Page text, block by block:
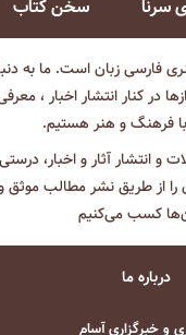
سرنا سخن کتاب
فارسی زبان است. ما به
کنار انتشار اخبار ،
فرهنگ و هنر هستیم.
و انتشار آثار و اخبار،
را از طریق نشر مطالب موثق
کسب می‌کنیم
درباره ما
و خبرگزاری آسام